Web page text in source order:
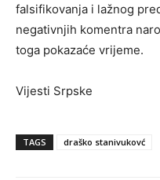
falsifikovanja i lažnog
negativnjih komentra
toga pokazaće vrijeme.
Vijesti Srpske
TAGS draško stanivukovć